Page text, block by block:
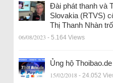
Đài phát thanh và
Slovakia (RTVS)
Thị Thanh Nhàn
06/08/2023 - 5.164 Views
Ủng hộ Thoibao.de
15/02/2018 - 24.052